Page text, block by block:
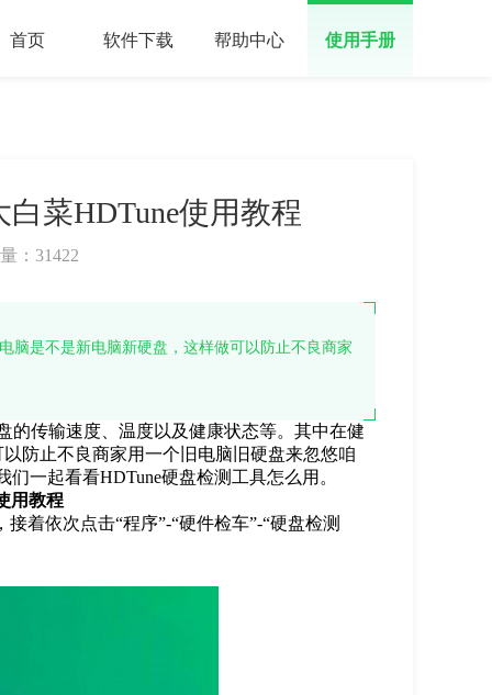
首页 软件下载 帮助中心 使用手册
菜HDTune使用教程
： 31422
脑是不是新电脑新硬盘，这样做可以防止不良商家
传输速度、温度以及健康状态等。其中在健
防止不良商家用一个旧电脑旧硬盘来忽悠咱
一起看看HDTune硬盘检测工具怎么用。
用教程
依次点击“程序”-“硬件检车”-“硬盘检测